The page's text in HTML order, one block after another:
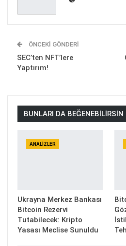
ÖNCEKI GÖNDERI
SEC’ten NFT’lere
Yaptırım!
BUNLARI DA BEĞENEBILIRSIN
ANALIZLER
Ukrayna Merkez Bankası
Bitcoin Rezervi
Tutabilecek: Kripto
Yasası Meclise Sunuldu